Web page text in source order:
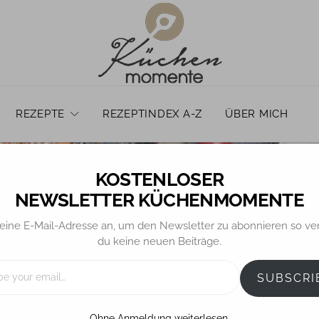
REZEPTE REZEPTINDEX A-Z ÜBER MICH
ALLGEMEIN KUCHEN REZEPTE
Schoko-
NEWSLETTER KÜCHENMOMENTE
E-Mail-Adresse an, um den Newsletter zu abonnieren so
du keine neuen Beiträge.